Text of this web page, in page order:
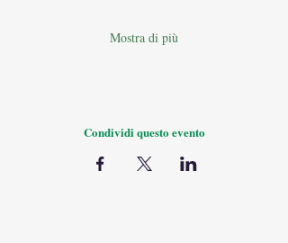
Mostra di più
Condividi questo evento